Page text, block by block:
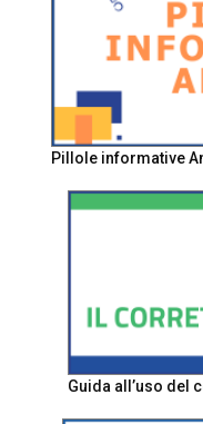
Pillole informative
Guida all’uso del